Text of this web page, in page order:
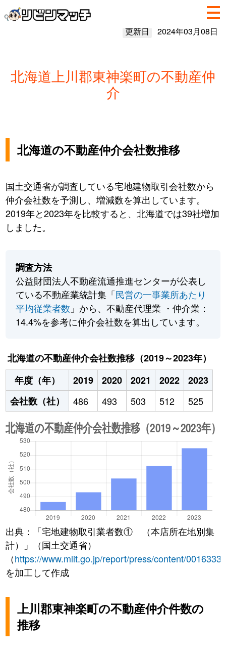
更新日 2024年03月08日
北海道上川郡東神楽町の不動産仲
介
北海道の不動産仲介会社数推移
国土交通省が調査している宅地建物取引会社数から
仲介会社数を予測し、増減数を算出しています。
2019年と2023年を比較すると、北海道では39社増加
しました。
調査方法
公益財団法人不動産流通推進センターが公表し
ている不動産業統計集「民営の一事業所あたり
平均従業者数 」から、不動産代理業 ・仲介業：
14.4%を参考に仲介会社数を算出しています。
北海道の不動産仲介会社数推移（2019～2023年）
年度（年）
2019 2020 2021 2022
2023
会社数（社）
486 493 503 512 525
出典：「宅地建物取引業者数① （本店所在地別集
計）」（国土交通省）
（https://www.mlit.go.jp/report/press/content/
を加工して作成
上川郡東神楽町の不動産仲介件数の
推移